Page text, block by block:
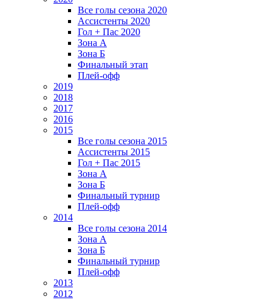
Все голы сезона 2020
Ассистенты 2020
Гол + Пас 2020
Зона А
Зона Б
Финальный этап
Плей-офф
2019
2018
2017
2016
2015
Все голы сезона 2015
Ассистенты 2015
Гол + Пас 2015
Зона А
Зона Б
Финальный турнир
Плей-офф
2014
Все голы сезона 2014
Зона А
Зона Б
Финальный турнир
Плей-офф
2013
2012